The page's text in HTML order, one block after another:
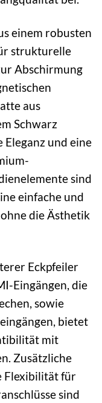
einem robusten
strukturelle
Abschirmung
aus
Schwarz
und eine
sind
einfache und
die Ästhetik
Eckpfeiler
Eingängen, die
sowie
bietet
mit
Zusätzliche
Flexibilität für
sind